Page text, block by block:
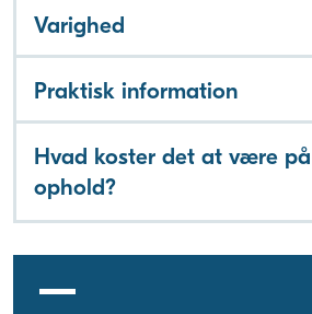
Varighed
Praktisk information
Hvad koster det at være
ophold?